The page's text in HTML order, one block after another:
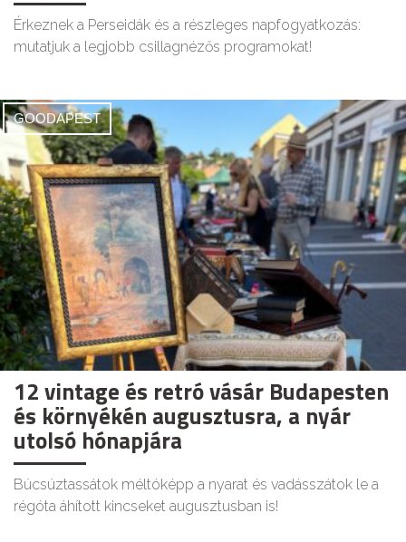
Érkeznek a Perseidák és a részleges napfogyatkozás:
mutatjuk a legjobb csillagnézős programokat!
GOODAPEST
12 vintage és retró vásár Budapesten
és környékén augusztusra, a nyár
utolsó hónapjára
Búcsúztassátok méltóképp a nyarat és vadásszátok le a
régóta áhított kincseket augusztusban is!